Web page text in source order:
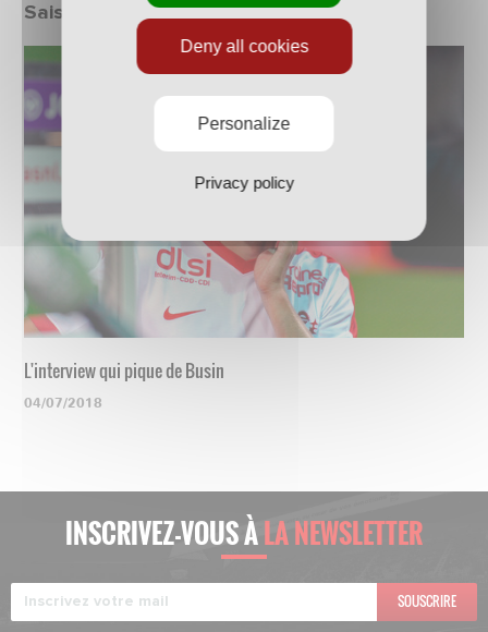
Saison 2018/2019
L'interview qui pique de Busin
04/07/2018
INSCRIVEZ-VOUS ÀLA NEWSLETTER
SOUSCRIRE
Deny all cookies
Personalize
Privacy policy